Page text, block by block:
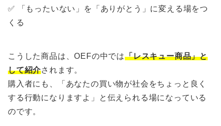
✅ 「もったいない」を「ありがとう」に変える場をつ
くる
こうした商品は、OEFの中では「レスキュー商品」と
して紹介されます。
購入者にも、「あなたの買い物が社会をちょっと良く
する行動になりますよ」と伝えられる場になっている
のです。